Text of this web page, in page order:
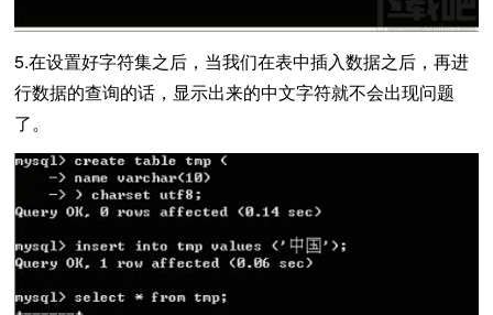
5.在设置好字符集之后，当我们在表中插入数据之后，再进
行数据的查询的话，显示出来的中文字符就不会出现问题
了。